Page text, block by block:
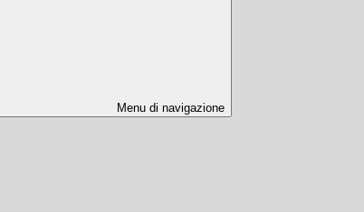
Menu di navigazione